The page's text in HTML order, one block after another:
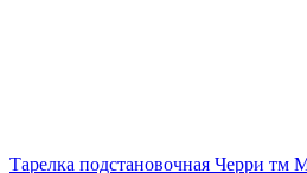
Тарелка подстановочная Черри тм